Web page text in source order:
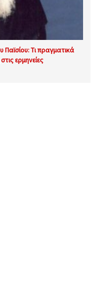
Παϊσίου: Τι πραγματικά
ερμηνείες